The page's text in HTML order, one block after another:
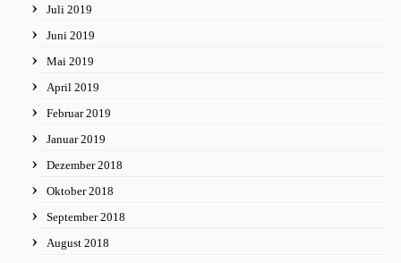
Juli 2019
Juni 2019
Mai 2019
April 2019
Februar 2019
Januar 2019
Dezember 2018
Oktober 2018
September 2018
August 2018